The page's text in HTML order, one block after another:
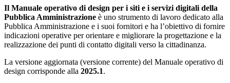
Il Manuale operativo di design per i siti e i servizi digitali della
Pubblica Amministrazione è uno strumento di lavoro dedicato alla
Pubblica Amministrazione e i suoi fornitori e ha l’obiettivo di fornire
indicazioni operative per orientare e migliorare la progettazione e la
realizzazione dei punti di contatto digitali verso la cittadinanza.
La versione aggiornata (versione corrente) del Manuale operativo di
design corrisponde alla 2025.1.